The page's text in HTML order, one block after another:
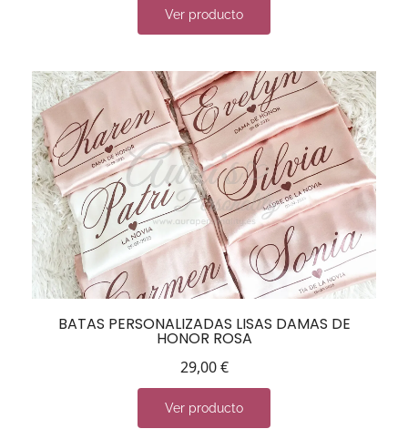
Ver producto
BATAS PERSONALIZADAS LISAS DAMAS DE
HONOR ROSA
29,00€
Ver producto